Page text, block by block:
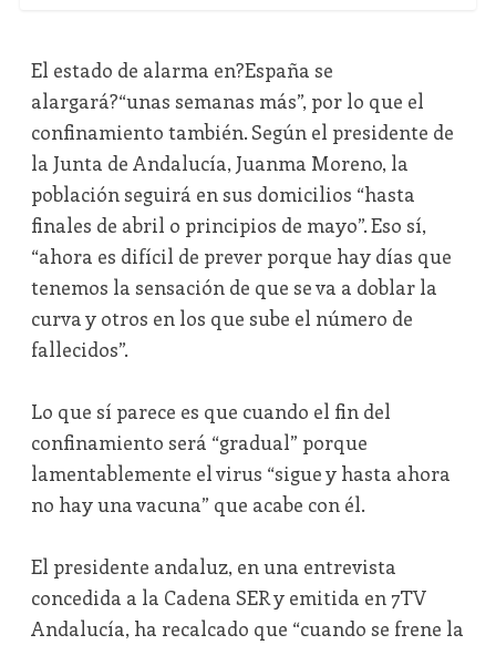
El estado de alarma en?España se
alargará?“unas semanas más”, por lo que el
confinamiento también. Según el presidente de
la Junta de Andalucía, Juanma Moreno, la
población seguirá en sus domicilios “hasta
finales de abril o principios de mayo”. Eso sí,
“ahora es difícil de prever porque hay días que
tenemos la sensación de que se va a doblar la
curva y otros en los que sube el número de
fallecidos”.
Lo que sí parece es que cuando el fin del
confinamiento será “gradual” porque
lamentablemente el virus “sigue y hasta ahora
no hay una vacuna” que acabe con él.
El presidente andaluz, en una entrevista
concedida a la Cadena SER y emitida en 7TV
Andalucía, ha recalcado que “cuando se frene la